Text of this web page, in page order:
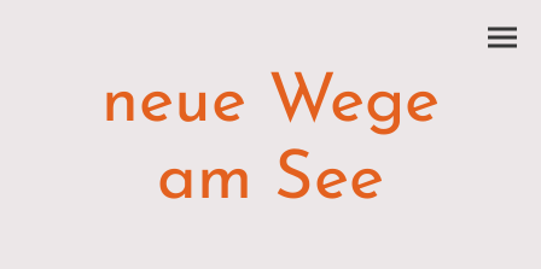
neue Wege
am See